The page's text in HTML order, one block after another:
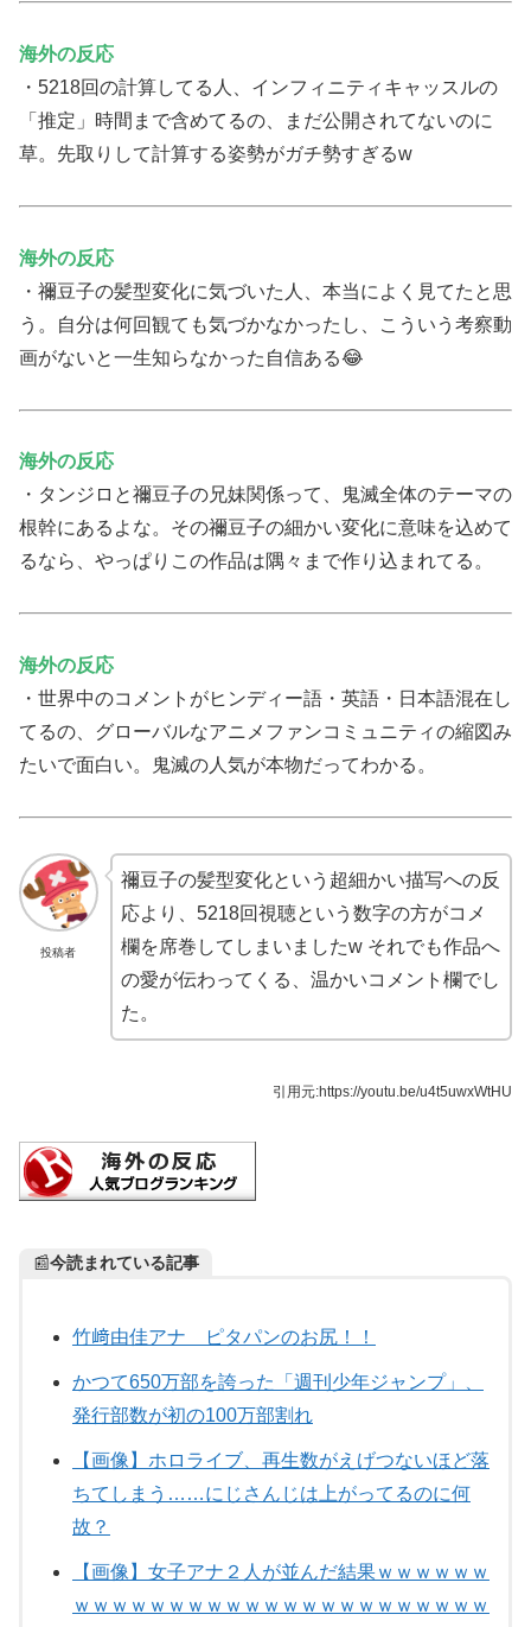
海外の反応
・5218回の計算してる人、インフィニティキャッスルの
「推定」時間まで含めてるの、まだ公開されてないのに
草。先取りして計算する姿勢がガチ勢すぎるw
海外の反応
・禰豆子の髪型変化に気づいた人、本当によく見てたと思
う。自分は何回観ても気づかなかったし、こういう考察動
画がないと一生知らなかった自信ある😂
海外の反応
・タンジロと禰豆子の兄妹関係って、鬼滅全体のテーマの
根幹にあるよな。その禰豆子の細かい変化に意味を込めて
るなら、やっぱりこの作品は隅々まで作り込まれてる。
海外の反応
・世界中のコメントがヒンディー語・英語・日本語混在し
てるの、グローバルなアニメファンコミュニティの縮図み
たいで面白い。鬼滅の人気が本物だってわかる。
投稿者
禰豆子の髪型変化という超細かい描写への反
応より、5218回視聴という数字の方がコメ
欄を席巻してしまいましたw それでも作品へ
の愛が伝わってくる、温かいコメント欄でし
た。
引用元:https://youtu.be/u4t5uwxWtHU
📰今読まれている記事
竹﨑由佳アナ ピタパンのお尻！！
かつて650万部を誇った「週刊少年ジャンプ」、
発行部数が初の100万部割れ
【画像】ホロライブ、再生数がえげつないほど落
ちてしまう……にじさんじは上がってるのに何
故？
【画像】女子アナ２人が並んだ結果ｗｗｗｗｗｗ
ｗｗｗｗｗｗｗｗｗｗｗｗｗｗｗｗｗｗｗｗｗｗ